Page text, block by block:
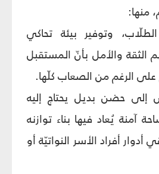
منها:
وتوفير بيئة تحاكي
الثقة والأمل بأنّ المستقبل
على الرغم من الصعاب كلّها.
إلى حضن بديل يحتاج إليه
آمنة يُعاد فيها بناء توازنه
أدوار أفراد الأسر النواتيّة أو